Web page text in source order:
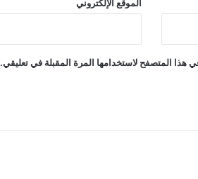
الموقع الإلكتروني
هذا المتصفح لاستخدامها المرة المقبلة في تعليقي.